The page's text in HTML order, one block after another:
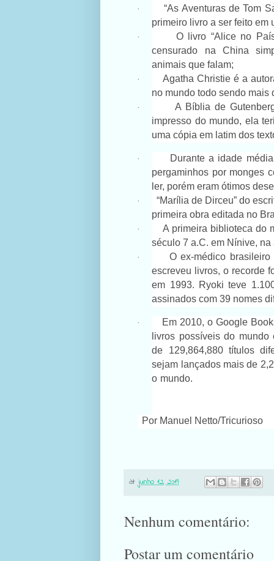
·
“As Aventuras de Tom
primeiro livro a ser feito em
·
O livro “Alice no
censurado na China
animais que falam;
·
Agatha Christie é a
no mundo todo sendo mais
·
A Bíblia de
impresso do mundo, ela
uma cópia em latim dos
·
Durante a idade
pergaminhos por monges
ler, porém eram ótimos
·
“Marília de Dirceu” do
primeira obra editada no
·
A primeira biblioteca do
século 7 a.C. em Nínive,
·
O ex-médico
escreveu livros, o recorde
em 1993. Ryoki teve
assinados com 39 nomes
·
Em 2010, o Google
livros possíveis do
de 129,864,880 títulos
sejam lançados mais de
o mundo.
Por Manuel Netto/Tricurioso
atjunho 12, 2019
Nenhum comentário:
Postar um comentário